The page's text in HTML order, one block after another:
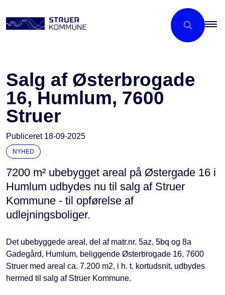
Salg af Østerbrogade
16, Humlum, 7600
Struer
Publiceret 18-09-2025
NYHED
7200 m² ubebygget areal på Østergade 16 i
Humlum udbydes nu til salg af Struer
Kommune - til opførelse af
udlejningsboliger.
Det ubebyggede areal, del af matr.nr. 5az, 5bq og 8a
Gadegård, Humlum, beliggende Østerbrogade 16, 7600
Struer med areal ca. 7.200 m2, i h. t. kortudsnit, udbydes
hermed til salg af Struer Kommune.